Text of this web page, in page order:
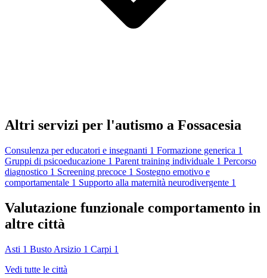
Altri servizi per l'autismo a Fossacesia
Consulenza per educatori e insegnanti 1 Formazione generica 1
Gruppi di psicoeducazione 1 Parent training individuale 1 Percorso
diagnostico 1 Screening precoce 1 Sostegno emotivo e
comportamentale 1 Supporto alla maternità neurodivergente 1
Valutazione funzionale comportamento in
altre città
Asti 1 Busto Arsizio 1 Carpi 1
Vedi tutte le città